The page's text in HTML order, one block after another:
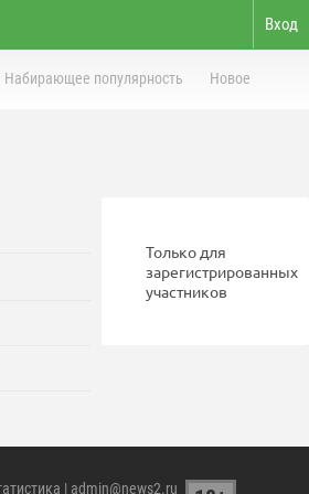
Вход
Набирающее популярность Новое
Только для
зарегистрированных
участников
| admin@news2.ru